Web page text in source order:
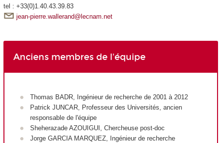
tel : +33(0)1.40.43.39.83
jean-pierre.wallerand@lecnam.net
Anciens membres de l'équipe
Thomas BADR, Ingénieur de recherche de 2001 à 2012
Patrick JUNCAR, Professeur des Universités, ancien
responsable de l'équipe
Sheherazade AZOUIGUI, Chercheuse post-doc
Jorge GARCIA MARQUEZ, Ingénieur de recherche